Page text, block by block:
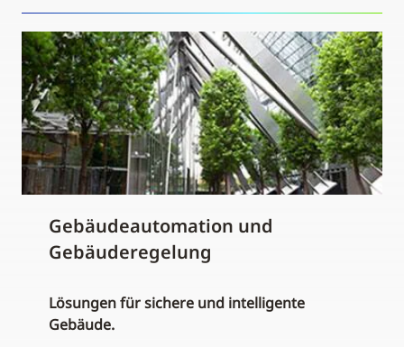
Gebäudeautomation und
Gebäuderegelung
Lösungen für sichere und intelligente
Gebäude.